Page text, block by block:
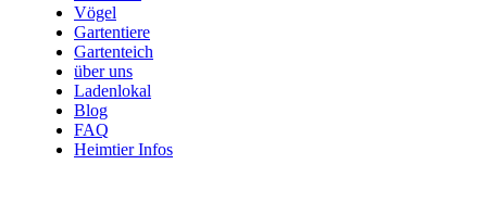
Vögel
Gartentiere
Gartenteich
über uns
Ladenlokal
Blog
FAQ
Heimtier Infos